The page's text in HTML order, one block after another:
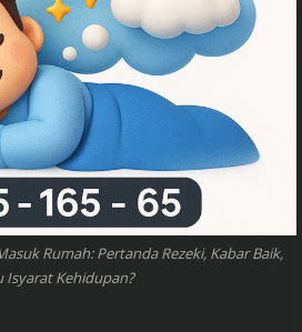
Rumah: Pertanda Rezeki, Kabar Baik,
Isyarat Kehidupan?